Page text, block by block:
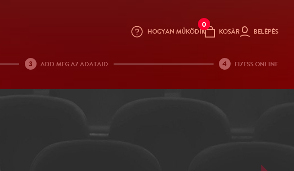
HOGYAN MŰKÖDIK
0
KOSÁR BELÉPÉS
3 ADD MEG AZ ADATAID 4 FIZESS ONLINE